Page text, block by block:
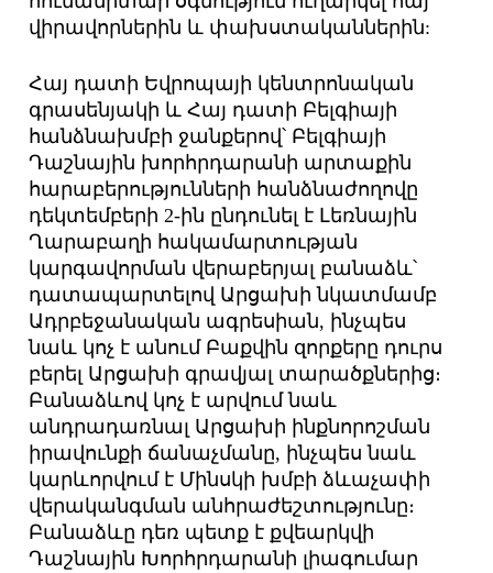
վիրավորներին և փախստականներին:
Հայ դատի Եվրոպայի կենտրոնական
գրասենյակի և Հայ դատի Բելգիայի
հանձնախմբի ջանքերով՝ Բելգիայի
Դաշնային խորհրդարանի արտաքին
հարաբերությունների հանձնաժողովը
դեկտեմբերի 2-ին ընդունել է Լեռնային
Ղարաբաղի հակամարտության
կարգավորման վերաբերյալ բանաձև՝
դատապարտելով Արցախի նկատմամբ
Ադրբեջանական ագրեսիան, ինչպես
նաև կոչ է անում Բաքվին զորքերը դուրս
բերել Արցախի գրավյալ տարածքներից։
Բանաձևով կոչ է արվում նաև
անդրադառնալ Արցախի ինքնորոշման
իրավունքի ճանաչմանը, ինչպես նաև
կարևորվում է Մինսկի խմբի ձևաչափի
վերականգման անհրաժեշտությունը։
Բանաձևը դեռ պետք է քվեարկվի
Դաշնային Խորհրդարանի լիագումար